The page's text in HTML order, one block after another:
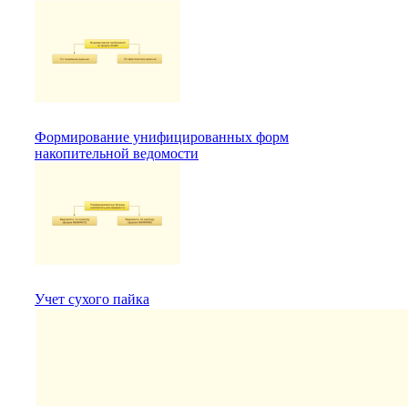
Формирование унифицированных форм
накопительной ведомости
Учет сухого пайка